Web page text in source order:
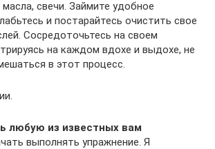
свечи. Займите удобное
и постарайтесь очистить свое
Сосредоточьтесь на своем
на каждом вдохе и выдохе, не
в этот процесс.
любую из известных вам
выполнять упражнение. Я